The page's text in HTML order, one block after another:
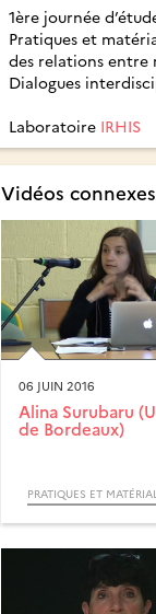
1ère journée
Pratiques et
des relations entre
Dialogues
Laboratoire IRHIS
Vidéos connexes
06 JUIN 2016
Alina Surubaru
de Bordeaux)